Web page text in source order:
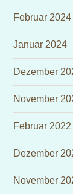
Februar 2024
Januar 2024
Dezember
November
Februar 2022
Dezember
November